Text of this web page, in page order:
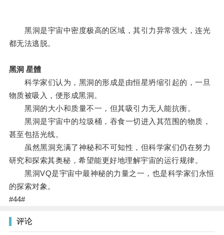
黑洞是宇宙中密度极高的区域，其引力异常强大，连光
都无法逃脱。
黑洞 星體
科学家们认为，黑洞的形成是由恒星坍缩引起的，一旦
物质被吸入，便形成黑洞。
黑洞的大小和质量不一，但其吸引力无人能抗衡。
黑洞是宇宙中的垃圾桶，吞食一切进入其范围的物质，
甚至包括光线。
虽然黑洞充满了神秘和不可知性，但科学家们仍在努力
研究和探索其奥秘，希望能更好地理解宇宙的运行规律。
黑洞VQ是宇宙中最神秘的力量之一，也是科学家们永恒
的探索对象。
#44#
评论